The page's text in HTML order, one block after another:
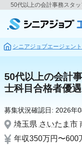
50代以上の会計事務スタ
シニアジョブエージェント
50代以上の会計
士科目合格者優遇
募集状況確認日: 2026年
埼玉県 さいたま市
年収350万円〜600